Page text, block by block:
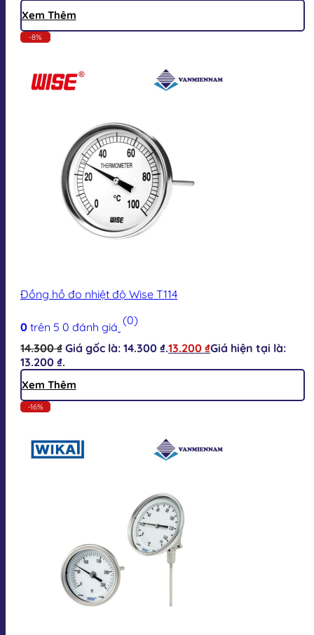
Xem Thêm
-8%
Đồng hồ đo nhiệt độ Wise T114
0 trên 5 0 đánh giá (0)
14.300₫ Giá gốc là: 14.300 ₫.13.200 ₫Giá hiện tại là:
13.200 ₫.
Xem Thêm
-16%